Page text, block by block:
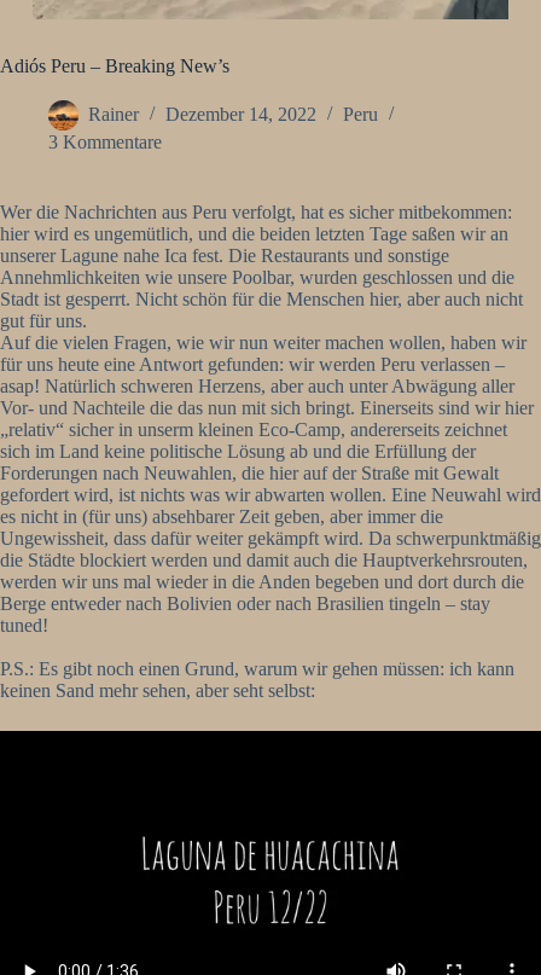
Adiós Peru – Breaking New’s
Rainer Dezember 14, 2022
Peru
3 Kommentare
Wer die Nachrichten aus Peru verfolgt, hat es sicher mitbekommen:
hier wird es ungemütlich, und die beiden letzten Tage saßen wir an
unserer Lagune nahe Ica fest. Die Restaurants und sonstige
Annehmlichkeiten wie unsere Poolbar, wurden geschlossen und die
Stadt ist gesperrt. Nicht schön für die Menschen hier, aber auch nicht
gut für uns.
Auf die vielen Fragen, wie wir nun weiter machen wollen, haben wir
für uns heute eine Antwort gefunden: wir werden Peru verlassen –
asap! Natürlich schweren Herzens, aber auch unter Abwägung aller
Vor- und Nachteile die das nun mit sich bringt. Einerseits sind wir hier
„relativ“ sicher in unserm kleinen Eco-Camp, andererseits zeichnet
sich im Land keine politische Lösung ab und die Erfüllung der
Forderungen nach Neuwahlen, die hier auf der Straße mit Gewalt
gefordert wird, ist nichts was wir abwarten wollen. Eine Neuwahl wird
es nicht in (für uns) absehbarer Zeit geben, aber immer die
Ungewissheit, dass dafür weiter gekämpft wird. Da schwerpunktmäßig
die Städte blockiert werden und damit auch die Hauptverkehrsrouten,
werden wir uns mal wieder in die Anden begeben und dort durch die
Berge entweder nach Bolivien oder nach Brasilien tingeln – stay
tuned!
P.S.: Es gibt noch einen Grund, warum wir gehen müssen: ich kann
keinen Sand mehr sehen, aber seht selbst: